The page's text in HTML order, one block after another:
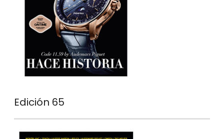
Edición 65